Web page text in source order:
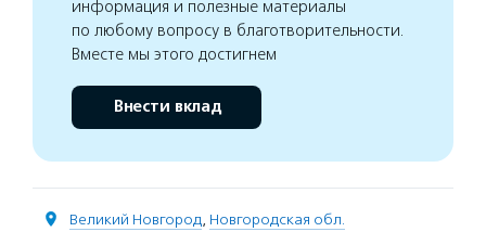
информация и полезные материалы
по любому вопросу в благотворительности.
Вместе мы этого достигнем
Внести вклад
Великий Новгород, Новгородская обл.